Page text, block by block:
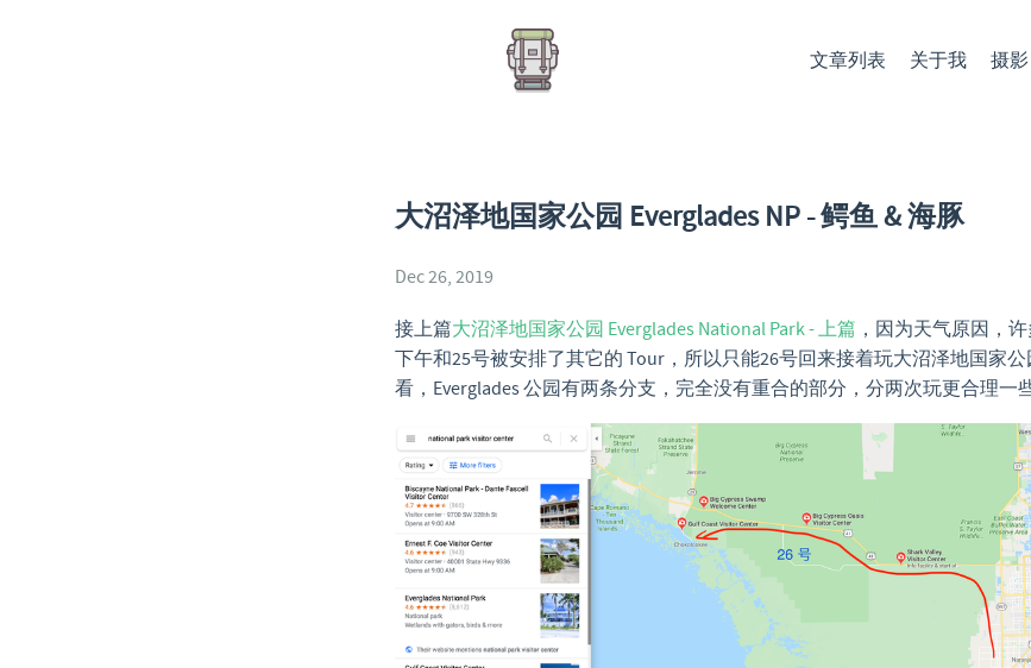
文章列表 关于我 摄影
大沼泽地国家公园 Everglades NP - 鳄鱼 & 海豚
Dec 26, 2019
接上篇大沼泽地国家公园 Everglades National Park - 上篇 ，因为天气原因，
下午和25号被安排了其它的 Tour，所以只能26号回来接着玩大沼泽地国家
看，Everglades 公园有两条分支，完全没有重合的部分，分两次玩更合理一些